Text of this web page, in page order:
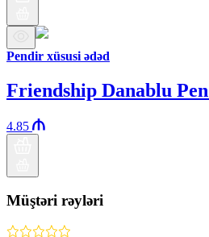
Pendir xüsusi ədəd
Friendship Danablu
4.85
Müştəri rəyləri